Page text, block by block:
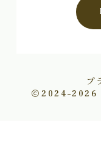
プ
2024–2026